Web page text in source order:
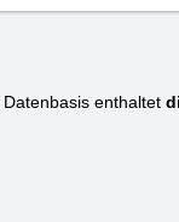
Datenbasis enthaltet